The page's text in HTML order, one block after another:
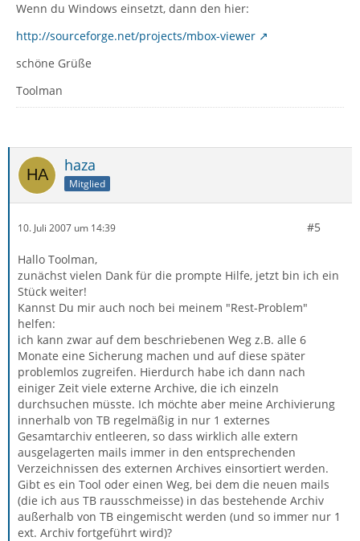
Wenn du Windows einsetzt, dann den hier:
http://sourceforge.net/projects/mbox-viewer
schöne Grüße
Toolman
haza
Mitglied
10. Juli 2007 um 14:39 #5
Hallo Toolman,
zunächst vielen Dank für die prompte Hilfe, jetzt bin ich ein
Stück weiter!
Kannst Du mir auch noch bei meinem "Rest-Problem"
helfen:
ich kann zwar auf dem beschriebenen Weg z.B. alle 6
Monate eine Sicherung machen und auf diese später
problemlos zugreifen. Hierdurch habe ich dann nach
einiger Zeit viele externe Archive, die ich einzeln
durchsuchen müsste. Ich möchte aber meine Archivierung
innerhalb von TB regelmäßig in nur 1 externes
Gesamtarchiv entleeren, so dass wirklich alle extern
ausgelagerten mails immer in den entsprechenden
Verzeichnissen des externen Archives einsortiert werden.
Gibt es ein Tool oder einen Weg, bei dem die neuen mails
(die ich aus TB rausschmeisse) in das bestehende Archiv
außerhalb von TB eingemischt werden (und so immer nur 1
ext. Archiv fortgeführt wird)?